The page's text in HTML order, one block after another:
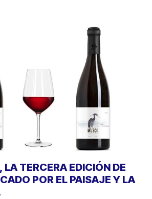
TERCERA EDICIÓN DE
POR EL PAISAJE Y LA